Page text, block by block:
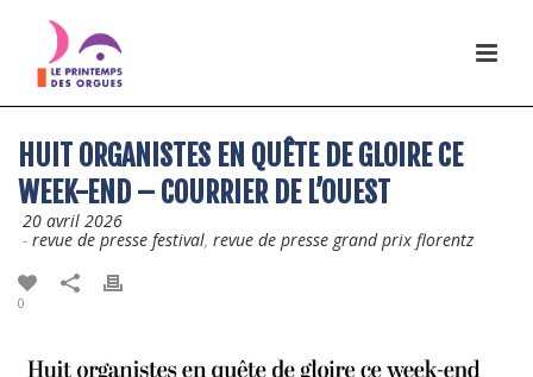
HUIT ORGANISTES EN QUÊTE DE GLOIRE CE
WEEK-END – COURRIER DE L’OUEST
20 avril 2026
- revue de presse festival, revue de presse grand prix florentz
0